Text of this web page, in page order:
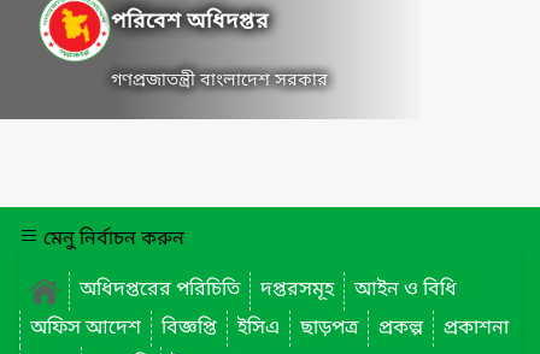
পরিবেশ অধিদপ্তর
গণপ্রজাতন্ত্রী বাংলাদেশ সরকার
মেনু নির্বাচন করুন
অধিদপ্তরের পরিচিতি
দপ্তরসমূহ
আইন ও বিধি
অফিস আদেশ
বিজ্ঞপ্তি ইসিএ ছাড়পত্র প্রকল্প
প্রকাশনা